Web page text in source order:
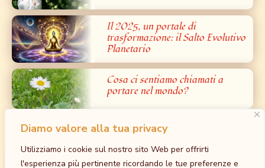
Diamo valore alla tua privacy
Utilizziamo i cookie sul nostro sito Web per offrirti
l'esperienza più pertinente ricordando le tue preferenze e
Il 2025, un portale di
trasformazione: il Salto Evolutivo
Planetario
Cosa ci sentiamo chiamati a
portare nel mondo?
Prossimi Eventi
Iniziazione al Bardo: la Grande Liberazione